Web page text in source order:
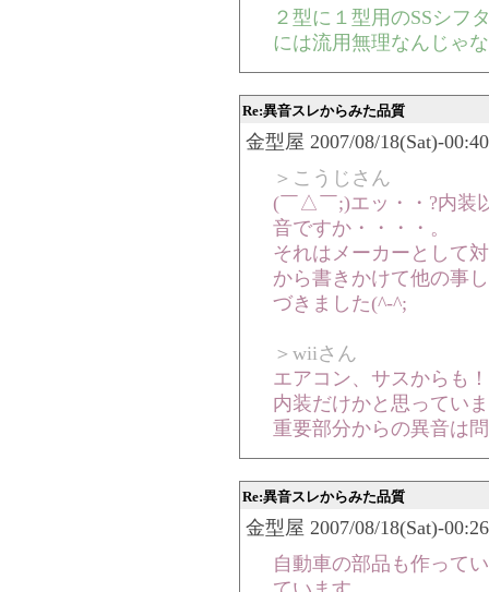
２型に１型用のSSシフ
には流用無理なんじゃ
Re:異音スレからみた品質
金型屋 2007/08/18(Sat)-
＞こうじさん
(￣△￣;)エッ・・?内装
音ですか・・・・。
それはメーカーとして
から書きかけて他の事
づきました(^-^;
＞wiiさん
エアコン、サスからも
内装だけかと思ってい
重要部分からの異音は
Re:異音スレからみた品質
金型屋 2007/08/18(Sat)-
自動車の部品も作って